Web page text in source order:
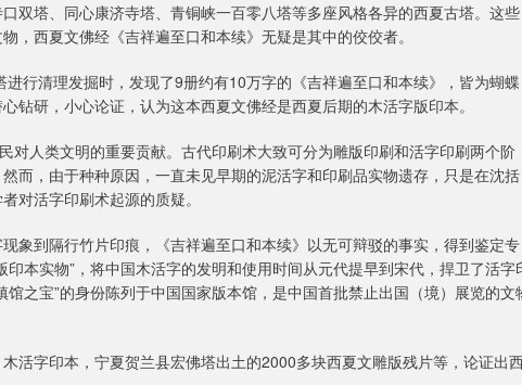
双塔、同心康济寺塔、青铜峡一百零八塔等多座风格各异的西夏古塔。这些
，西夏文佛经《吉祥遍至口和本续》无疑是其中的佼佼者。
行清理发掘时，发现了9册约有10万字的《吉祥遍至口和本续》，皆为蝴蝶
钻研，小心论证，认为这本西夏文佛经是西夏后期的木活字版印本。
对人类文明的重要贡献。古代印刷术大致可分为雕版印刷和活字印刷两个阶
而，由于种种原因，一直未见早期的泥活字和印刷品实物遗存，只是在沈括
活字印刷术起源的质疑。
象到隔行竹片印痕，《吉祥遍至口和本续》以无可辩驳的事实，得到鉴定专
本实物”，将中国木活字的发明和使用时间从元代提早到宋代，捍卫了活字
之宝”的身份陈列于中国国家版本馆，是中国首批禁止出国（境）展览的文
活字印本，宁夏贺兰县宏佛塔出土的2000多块西夏文雕版残片等，论证出